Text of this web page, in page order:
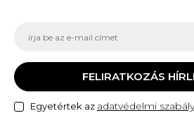
FELIRATKOZÁS
Egyetértek az adatvédelmi